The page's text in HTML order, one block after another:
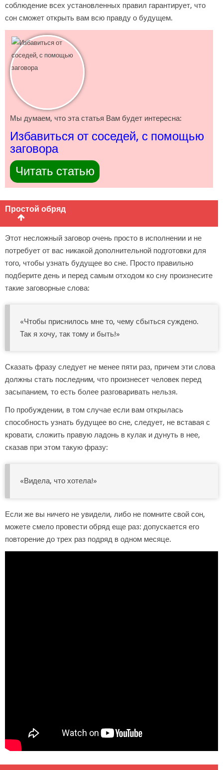
соблюдение всех установленных правил гарантирует, что
сон сможет открыть вам всю правду о будущем.
Мы думаем, что эта статья Вам будет интересна:
Избавиться от соседей, с помощью
заговора
Читать статью
Простой обряд
Этот несложный заговор очень просто в исполнении и не
потребует от вас никакой дополнительной подготовки для
того, чтобы узнать будущее во сне. Просто правильно
подберите день и перед самым отходом ко сну произнесите
такие заговорные слова:
«Чтобы приснилось мне то, чему сбыться суждено.
Так я хочу, так тому и быть!»
Сказать фразу следует не менее пяти раз, причем эти слова
должны стать последним, что произнесет человек перед
засыпанием, то есть более разговаривать нельзя.
По пробуждении, в том случае если вам открылась
способность узнать будущее во сне, следует, не вставая с
кровати, сложить правую ладонь в кулак и дунуть в нее,
сказав при этом такую фразу:
«Видела, что хотела!»
Если же вы ничего не увидели, либо не помните свой сон,
можете смело провести обряд еще раз: допускается его
повторение до трех раз подряд в одном месяце.